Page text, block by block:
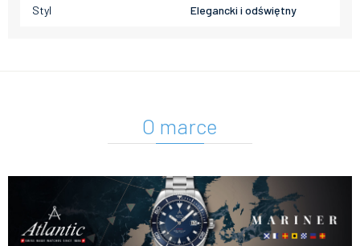
Styl Elegancki i odświętny
O marce